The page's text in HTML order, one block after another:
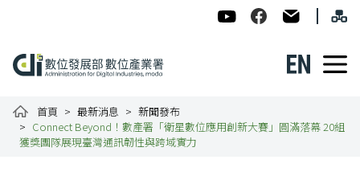
English
首頁 最新消息
新聞發布
Connect Beyond！數產署「衛星數位應用創新大賽」圓滿落幕 20組
獲獎團隊展現臺灣通訊韌性與跨域實力